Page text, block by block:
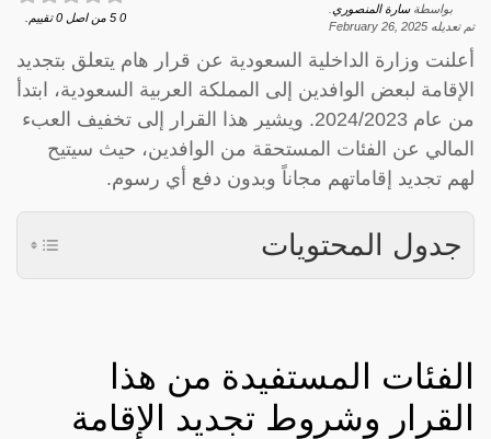
بواسطةسارة المنصوري
تم تعديله February 26, 2025
0
5 من اصل 0 تقييم.
أعلنت وزارة الداخلية السعودية عن قرار هام يتعلق بتجديد
الإقامة لبعض الوافدين إلى المملكة العربية السعودية، ابتدأ
من عام 2024/2023. ويشير هذا القرار إلى تخفيف العبء
المالي عن الفئات المستحقة من الوافدين، حيث سيتيح
لهم تجديد إقاماتهم مجاناً وبدون دفع أي رسوم.
جدول المحتويات
الفئات المستفيدة من هذا
القرار وشروط تجديد الإقامة